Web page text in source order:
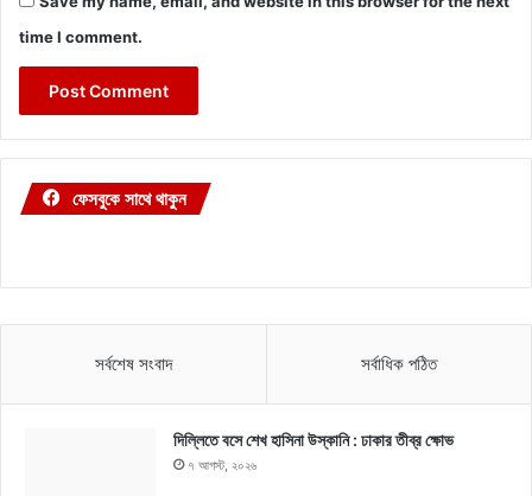
time I comment.
ফেসবুকে সাথে থাকুন
সর্বশেষ সংবাদ সর্বাধিক পঠিত
দিল্লিতে বসে শেখ হাসিনা উস্কানি : ঢাকার তীব্র ক্ষোভ
৭ আগস্ট, ২০২৬